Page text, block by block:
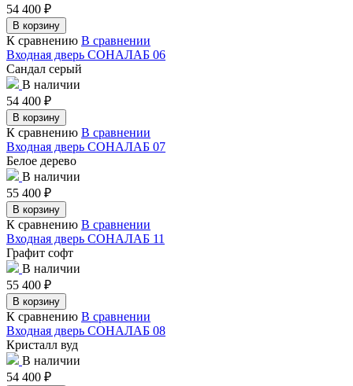
54 400 ₽
В корзину
К сравнению В сравнении
Входная дверь СОНАЛАБ 06
Сандал серый
В наличии
54 400 ₽
В корзину
К сравнению В сравнении
Входная дверь СОНАЛАБ 07
Белое дерево
В наличии
55 400 ₽
В корзину
К сравнению В сравнении
Входная дверь СОНАЛАБ 11
Графит софт
В наличии
55 400 ₽
В корзину
К сравнению В сравнении
Входная дверь СОНАЛАБ 08
Кристалл вуд
В наличии
54 400 ₽